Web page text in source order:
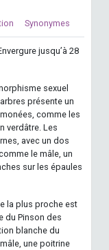
Synonymes
jusqu’à 28
sexuel
présente un
comme les
verdâtre. Les
avec un dos
le mâle, un
sur les épaules
la plus proche est
du Pinson des
blanche du
une poitrine